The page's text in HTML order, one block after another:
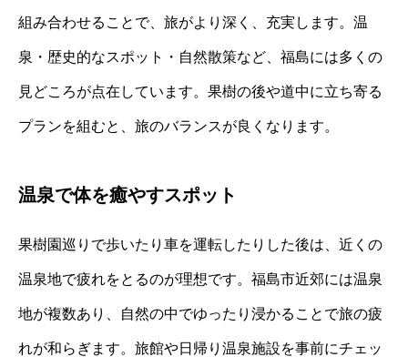
組み合わせることで、旅がより深く、充実します。温
泉・歴史的なスポット・自然散策など、福島には多くの
見どころが点在しています。果樹の後や道中に立ち寄る
プランを組むと、旅のバランスが良くなります。
温泉で体を癒やすスポット
果樹園巡りで歩いたり車を運転したりした後は、近くの
温泉地で疲れをとるのが理想です。福島市近郊には温泉
地が複数あり、自然の中でゆったり浸かることで旅の疲
れが和らぎます。旅館や日帰り温泉施設を事前にチェッ